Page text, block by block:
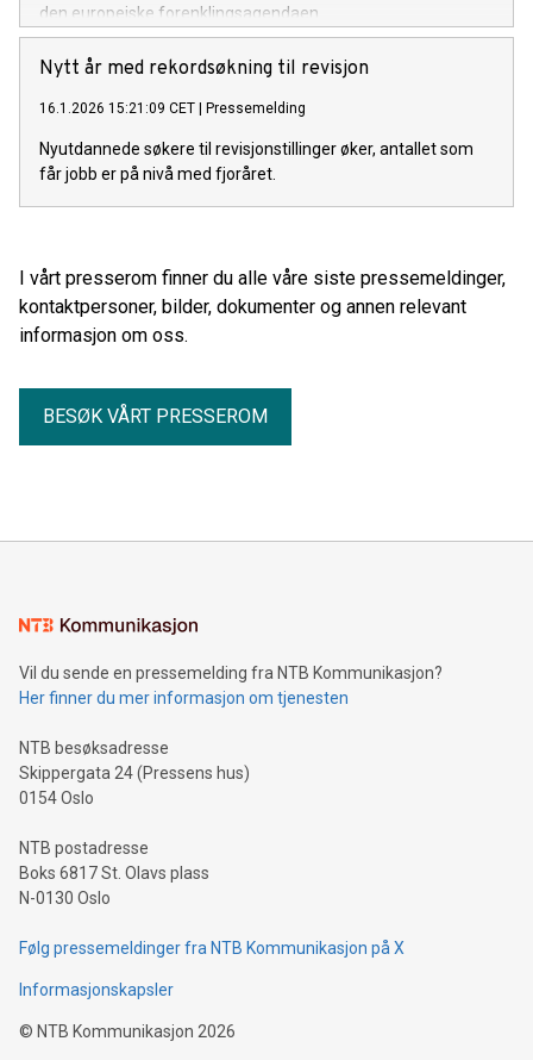
den europeiske forenklingsagendaen.
Nytt år med rekordsøkning til revisjon
16.1.2026 15:21:09 CET Pressemelding
Nyutdannede søkere til revisjonstillinger øker, antallet som
får jobb er på nivå med fjoråret.
I vårt presserom finner du alle våre siste pressemeldinger,
kontaktpersoner, bilder, dokumenter og annen relevant
informasjon om oss.
BESØK VÅRT PRESSEROM
Vil du sende en pressemelding fra NTB Kommunikasjon?
Her finner du mer informasjon om tjenesten
NTB besøksadresse
Skippergata 24 (Pressens hus)
0154 Oslo
NTB postadresse
Boks 6817 St. Olavs plass
N-0130 Oslo
Følg pressemeldinger fra NTB Kommunikasjon på X
Informasjonskapsler
© NTB Kommunikasjon 2026